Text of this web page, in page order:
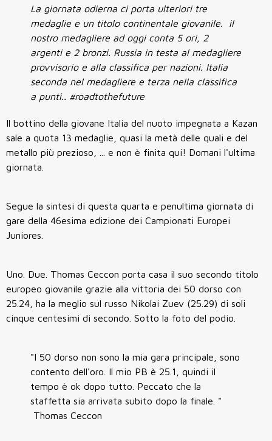
La giornata odierna ci porta ulteriori tre
medaglie e un titolo continentale giovanile. il
nostro medagliere ad oggi conta 5 ori, 2
argenti e 2 bronzi. Russia in testa al medagliere
provvisorio e alla classifica per nazioni. Italia
seconda nel medagliere e terza nella classifica
a punti.. #roadtothefuture
Il bottino della giovane Italia del nuoto impegnata a Kazan
sale a quota 13 medaglie, quasi la metà delle quali e del
metallo più prezioso, ... e non è finita qui! Domani l'ultima
giornata.
Segue la sintesi di questa quarta e penultima giornata di
gare della 46esima edizione dei Campionati Europei
Juniores.
Uno. Due. Thomas Ceccon porta casa il suo secondo titolo
europeo giovanile grazie alla vittoria dei 50 dorso con
25.24, ha la meglio sul russo Nikolai Zuev (25.29) di soli
cinque centesimi di secondo. Sotto la foto del podio.
"I 50 dorso non sono la mia gara principale, sono
contento dell'oro. Il mio PB è 25.1, quindi il
tempo è ok dopo tutto. Peccato che la
staffetta sia arrivata subito dopo la finale. "
Thomas Ceccon